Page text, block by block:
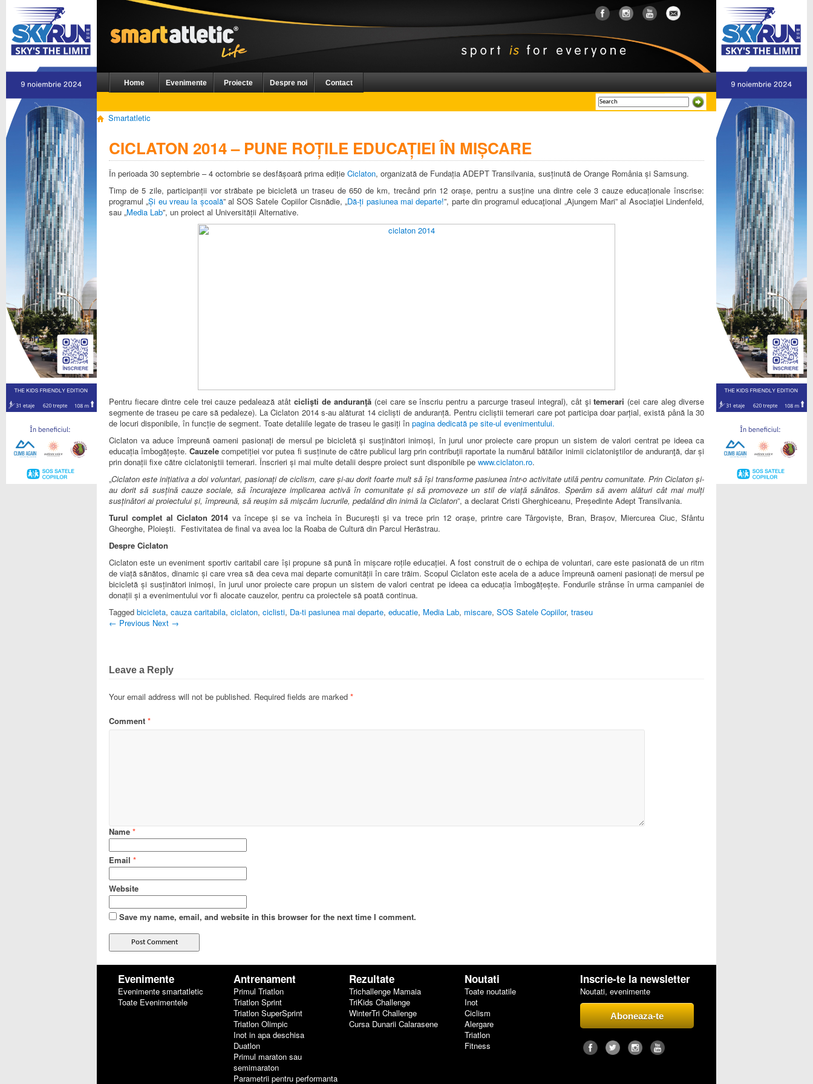
Home Evenimente Proiecte Despre noi Contact
Smartatletic
CICLATON 2014 – PUNE ROȚILE EDUCAȚIEI ÎN MIȘCARE
În perioada 30 septembrie – 4 octombrie se desfășoară prima ediție Ciclaton, organizată de Fundația ADEPT Transilvania, susținută de Orange România și Samsung.
Timp de 5 zile, participanții vor străbate pe bicicletă un traseu de 650 de km, trecând prin 12 orașe, pentru a susține una dintre cele 3 cauze educaționale înscrise:
programul „Și eu vreau la școală” al SOS Satele Copiilor Cisnădie, „Dă-ți pasiunea mai departe!”, parte din programul educaţional „Ajungem Mari” al Asociaţiei Lindenfeld,
sau „Media Lab”, un proiect al Universității Alternative.
Pentru fiecare dintre cele trei cauze pedalează atâtciclişti de anduranţă(cei care se înscriu pentru a parcurge traseul integral), cât şitemerari (cei care aleg diverse
segmente de traseu pe care să pedaleze). La Ciclaton 2014 s-au alăturat 14 cicliști de anduranță. Pentru cicliștii temerari care pot participa doar parțial, există până la 30
de locuri disponibile, în funcție de segment. Toate detaliile legate de traseu le gasiți în pagina dedicată pe site-ul evenimentului.
Ciclaton va aduce împreună oameni pasionați de mersul pe bicicletă și susținători inimoși, în jurul unor proiecte care propun un sistem de valori centrat pe ideea ca
educația îmbogățește.Cauzele competiției vor putea fi susținute de către publicul larg prin contribuţii raportate la numărul bătăilor inimii ciclatoniştilor de anduranţă, dar și
prin donații fixe către ciclatoniştii temerari. Înscrieri și mai multe detalii despre proiect sunt disponibile pe www.ciclaton.ro.
„Ciclaton este inițiativa a doi voluntari, pasionați de ciclism, care și-au dorit foarte mult să își transforme pasiunea într-o activitate utilă pentru comunitate. Prin Ciclaton și-
au dorit să susțină cauze sociale, să încurajeze implicarea activă în comunitate și să promoveze un stil de viață sănătos. Sperăm să avem alături cât mai mulți
susținători ai proiectului și, împreună, să reușim să mișcăm lucrurile, pedalând din inimă la Ciclaton”, a declarat Cristi Gherghiceanu, Președinte Adept Transilvania.
Turul complet al Ciclaton 2014 va începe și se va încheia în București și va trece prin 12 orașe, printre care Târgoviște, Bran, Brașov, Miercurea Ciuc, Sfântu
Gheorghe, Ploiești. Festivitatea de final va avea loc la Roaba de Cultură din Parcul Herăstrau.
Despre Ciclaton
Ciclaton este un eveniment sportiv caritabil care își propune să pună în mișcare roțile educației. A fost construit de o echipa de voluntari, care este pasionată de un ritm
de viață sănătos, dinamic și care vrea să dea ceva mai departe comunității în care trăim. Scopul Ciclaton este acela de a aduce împreună oameni pasionați de mersul pe
bicicletă și susținători inimoși, în jurul unor proiecte care propun un sistem de valori centrat pe ideea ca educația îmbogățește. Fondurile strânse în urma campaniei de
donații și a evenimentului vor fi alocate cauzelor, pentru ca proiectele să poată continua.
Tagged bicicleta, cauza caritabila, ciclaton, ciclisti, Da-ti pasiunea mai departe, educatie, Media Lab, miscare, SOS Satele Copiilor, traseu
← Previous Next →
Leave a Reply
Your email address will not be published. Required fields are marked *
Comment *
Name *
Email *
Website
Save my name, email, and website in this browser for the next time I comment.
Evenimente
Evenimente smartatletic
Toate Evenimentele
Antrenament
Primul Triatlon
Triatlon Sprint
Triatlon SuperSprint
Triatlon Olimpic
Inot in apa deschisa
Duatlon
Primul maraton sau
semimaraton
Parametrii pentru performanta
Rezultate
Trichallenge Mamaia
TriKids Challenge
WinterTri Challenge
Cursa Dunarii Calarasene
Noutati
Toate noutatile
Inot
Ciclism
Alergare
Triatlon
Fitness
Inscrie-te la newsletter
Noutati, evenimente
Aboneaza-te